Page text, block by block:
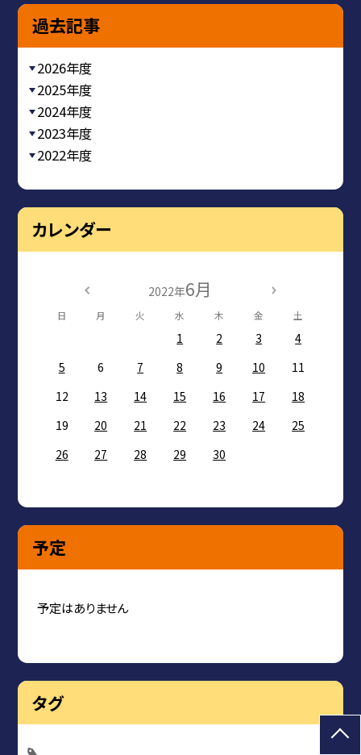
過去記事
2026年度
2025年度
2024年度
2023年度
2022年度
カレンダー
2022年6月
日 月 火 水 木 金 土
1 2 3
4
5
6 7 8 9 10
11
12
13 14 15 16 17
18
19
20 21 22 23 24
25
26
27 28 29 30
予定
予定はありません
タグ